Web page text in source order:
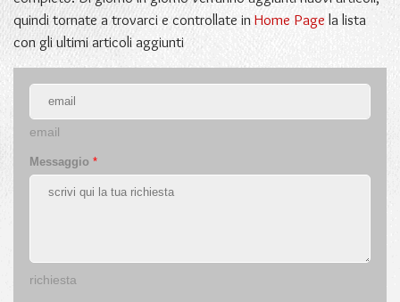
quindi tornate a trovarci e controllate in Home Page la lista
con gli ultimi articoli aggiunti
email
Messaggio *
richiesta